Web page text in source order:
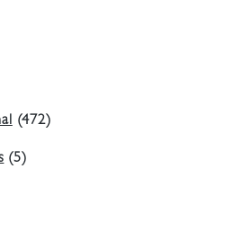
(472)
(5)